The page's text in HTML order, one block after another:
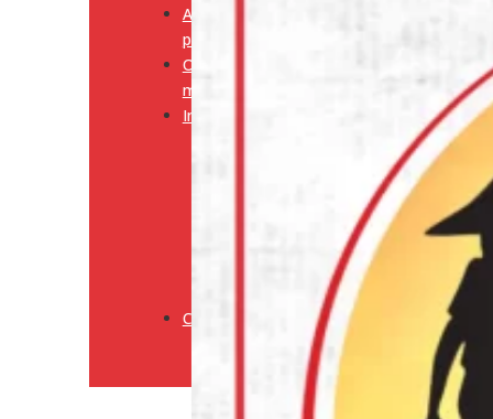
Alle
producten
Onze
merken
Informatie
Verzendingsbeleid
Retourneringsbeleid
Contact